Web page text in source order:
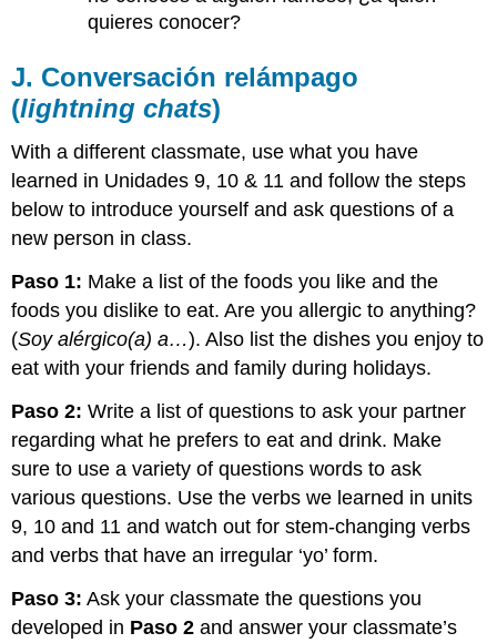
quieres conocer?
J. Conversación relámpago
(lightning chats)
With a different classmate, use what you have
learned in Unidades 9, 10 & 11 and follow the steps
below to introduce yourself and ask questions of a
new person in class.
Paso 1: Make a list of the foods you like and the
foods you dislike to eat. Are you allergic to anything?
(Soy alérgico(a) a…). Also list the dishes you enjoy to
eat with your friends and family during holidays.
Paso 2: Write a list of questions to ask your partner
regarding what he prefers to eat and drink. Make
sure to use a variety of questions words to ask
various questions. Use the verbs we learned in units
9, 10 and 11 and watch out for stem-changing verbs
and verbs that have an irregular ‘yo’ form.
Paso 3: Ask your classmate the questions you
developed in Paso 2 and answer your classmate’s